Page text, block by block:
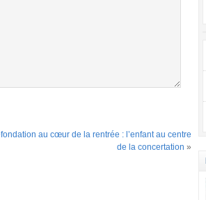
au cœur de la rentrée : l’enfant au centre
de la concertation »